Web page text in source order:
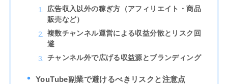
広告収入以外の稼ぎ方（アフィリエイト・商品
販売など）
複数チャンネル運営による収益分散とリスク回
避
チャンネル外で広げる収益源とブランディング
YouTube副業で避けるべきリスクと注意点